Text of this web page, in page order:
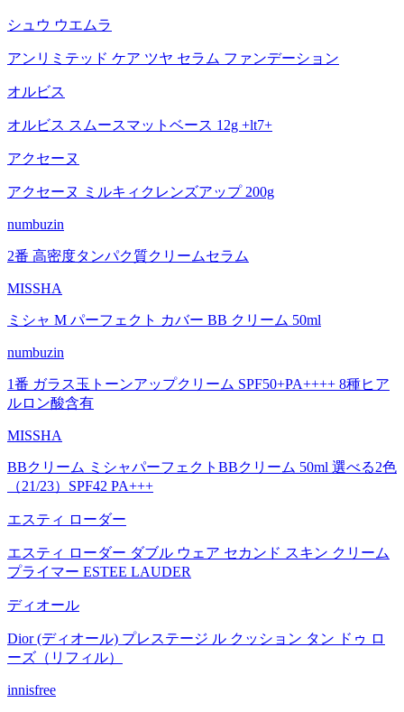
シュウ ウエムラ
アンリミテッド ケア ツヤ セラム ファンデーション
オルビス
オルビス スムースマットベース 12g +lt7+
アクセーヌ
アクセーヌ ミルキィクレンズアップ 200g
numbuzin
2番 高密度タンパク質クリームセラム
MISSHA
ミシャ M パーフェクト カバー BB クリーム 50ml
numbuzin
1番 ガラス玉トーンアップクリーム SPF50+PA++++ 8種ヒア
ルロン酸含有
MISSHA
BBクリーム ミシャパーフェクトBBクリーム 50ml 選べる2色
（21/23）SPF42 PA+++
エスティ ローダー
エスティ ローダー ダブル ウェア セカンド スキン クリーム
プライマー ESTEE LAUDER
ディオール
Dior (ディオール) プレステージ ル クッション タン ドゥ ロ
ーズ（リフィル）
innisfree